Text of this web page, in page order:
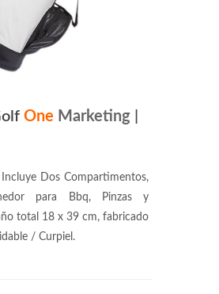
One Marketing
Dos Compartimentos,
para Bbq, Pinzas y
total 18 x 39 cm, fabricado
/ Curpiel.